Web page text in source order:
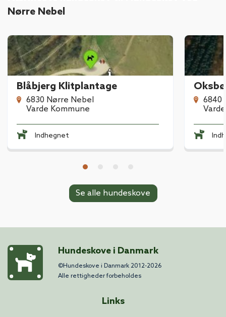
Nørre Nebel
Blåbjerg Klitplantage
6830 Nørre Nebel
Varde Kommune
Indhegnet
6840
Se alle hundeskove
Hundeskove i Danmark
©Hundeskove i Danmark 2012-2026
Alle rettigheder forbeholdes
Links